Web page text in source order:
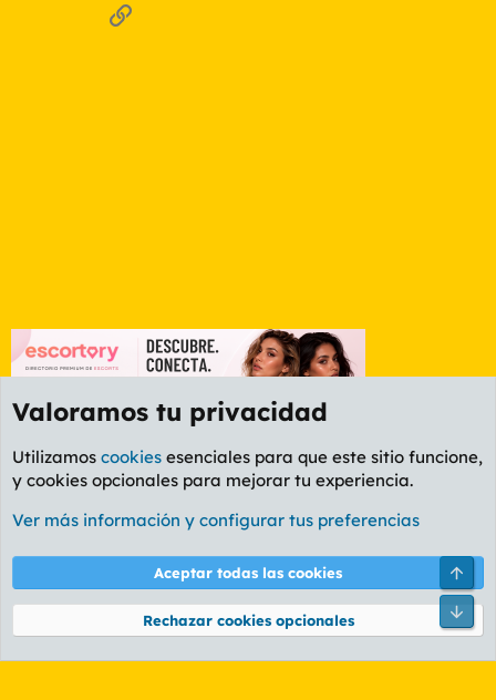
Enlace
Foro Rapiñas
Cookies
PL OLDSTYLE AMARILLO
Términos y reglas Política de privacidad Ayuda
Community platform by XenForo® © 2010-2026 XenForo Ltd.
Valoramos tu privacidad
Utilizamos cookies esenciales para que este sitio funcione,
y cookies opcionales para mejorar tu experiencia.
Ver más información y configurar tus preferencias
Aceptar todas las cookies
Rechazar cookies opcionales
Pie